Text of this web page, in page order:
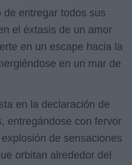
entregar todos sus
el éxtasis de un amor
en un escape hacia la
en un mar de
en la declaración de
entregándose con fervor
de sensaciones
orbitan alrededor del